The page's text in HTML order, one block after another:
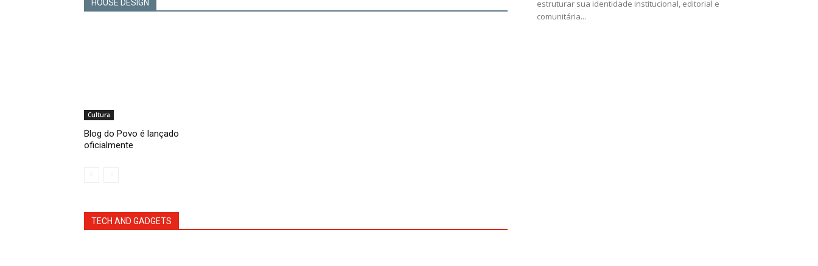
HOUSE DESIGN
Cultura
Blog do Povo é lançado
oficialmente
TECH AND GADGETS
estruturar sua identidade institucional, editorial e
comunitária...